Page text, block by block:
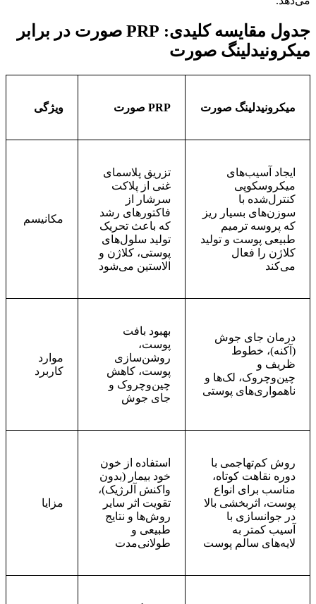
جدول مقایسه کلیدی: PRP صورت در برابر
میکرونیدلینگ صورت
میکرونیدلینگ صورت PRP صورت ویژگی
ایجاد آسیب‌های
میکروسکوپی
کنترل‌شده با
سوزن‌های بسیار ریز
که پروسه‌ ترمیم
طبیعی پوست و تولید
کلاژن را فعال
می‌کند
تزریق پلاسمای
غنی از پلاکت
سرشار از
فاکتورهای رشد
که باعث تحریک
تولید سلول‌های
پوستی، کلاژن و
الاستین می‌شود
مکانیسم
درمان جای جوش
(آکنه)، خطوط
ظریف و
چین‌وچروک، لک‌ها و
ناهمواری‌های پوستی
بهبود بافت
پوست،
روشن‌سازی
پوست، کاهش
چین‌وچروک و
جای جوش
موارد
کاربرد
روش کم‌تهاجمی با
دوره نقاهت کوتاه،
مناسب برای انواع
پوست، اثربخشی بالا
در جوانسازی با
آسیب کمتر به
لایه‌های سالم پوست
استفاده از خون
خود بیمار (بدون
واکنش آلرژیک)،
تقویت اثر سایر
روش‌ها و نتایج
طبیعی و
طولانی‌مدت
مزایا